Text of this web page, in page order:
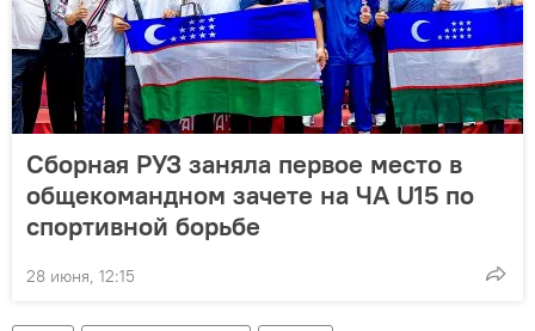
Сборная РУЗ заняла первое место в
общекомандном зачете на ЧА U15 по
спортивной борьбе
28 июня, 12:15